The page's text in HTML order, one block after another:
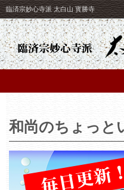
臨済宗妙心寺派 太白山 寳勝寺
和尚のちょっと